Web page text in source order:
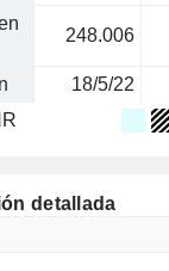
248.006
18/5/22
detallada